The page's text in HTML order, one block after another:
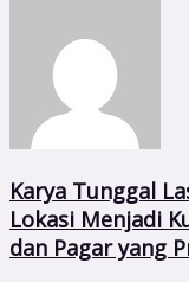
Karya Tunggal
Lokasi Menjadi
dan Pagar yang